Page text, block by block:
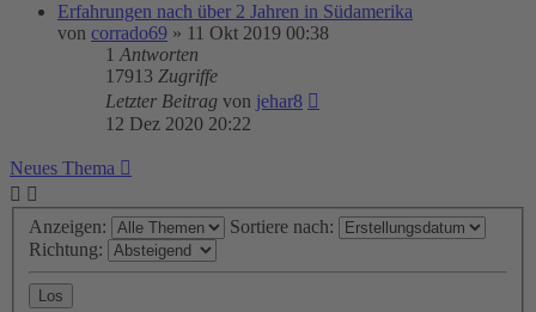
Erfahrungen nach über 2 Jahren in Südamerika
von corrado69 » 11 Okt 2019 00:38
1 Antworten
17913 Zugriffe
Letzter Beitrag von jehar8
12 Dez 2020 20:22
Neues Thema
Anzeigen:
Sortiere nach:
Richtung: